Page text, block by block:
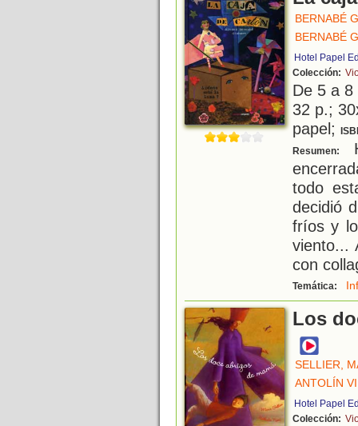
BERNABÉ
BERNABÉ
Hotel Papel
Colección:
De 5 a
32 p.;
papel;
Resumen:
todo
decidió
fríos y
viento...
con
Temática:
Los
SELLIER,
ANTOLÍN
Hotel Papel
Colección: